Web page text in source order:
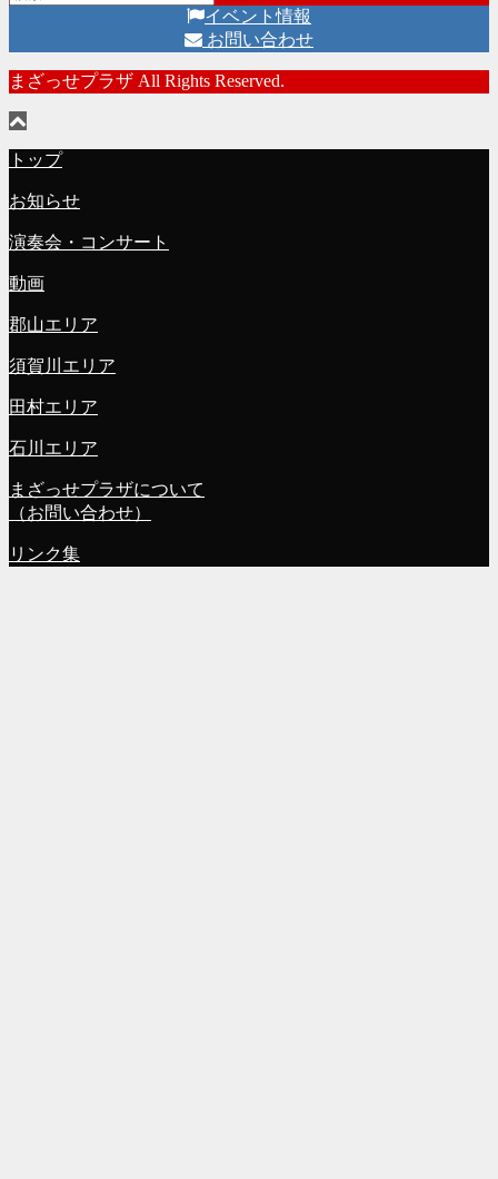
イベント情報
お問い合わせ
まざっせプラザ All Rights Reserved.
トップ
お知らせ
演奏会・コンサート
動画
郡山エリア
須賀川エリア
田村エリア
石川エリア
まざっせプラザについて
（お問い合わせ）
リンク集